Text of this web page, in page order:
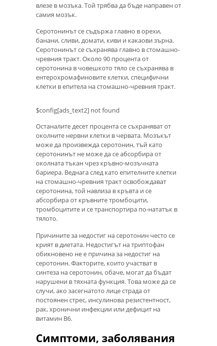
влезе в мозъка. Той трябва да бъде направен от
самия мозък.
Серотонинът се съдържа главно в орехи,
банани, сливи, домати, киви и какаови зърна.
Серотонинът се съхранява главно в стомашно-
чревния тракт. Около 90 процента от
серотонина в човешкото тяло се съхранява в
ентерохромафиновите клетки, специфични
клетки в епитела на стомашно-чревния тракт.
$config[ads_text2] not found
Останалите десет процента се съхраняват от
околните нервни клетки в червата. Мозъкът
може да произвежда серотонин, тъй като
серотонинът не може да се абсорбира от
околната тъкан чрез кръвно-мозъчната
бариера. Веднага след като епителните клетки
на стомашно-чревния тракт освобождават
серотонина, той навлиза в кръвта и се
абсорбира от кръвните тромбоцити,
тромбоцитите и се транспортира по-нататък в
тялото.
Причините за недостиг на серотонин често се
крият в диетата. Недостигът на триптофан
обикновено не е причина за недостиг на
серотонин. Факторите, които участват в
синтеза на серотонин, обаче, могат да бъдат
нарушени в тяхната функция. Това може да се
случи, ако засегнатото лице страда от
постоянен стрес, инсулинова резистентност,
рак, хронични инфекции или дефицит на
витамин В6.
Симптоми, заболявания